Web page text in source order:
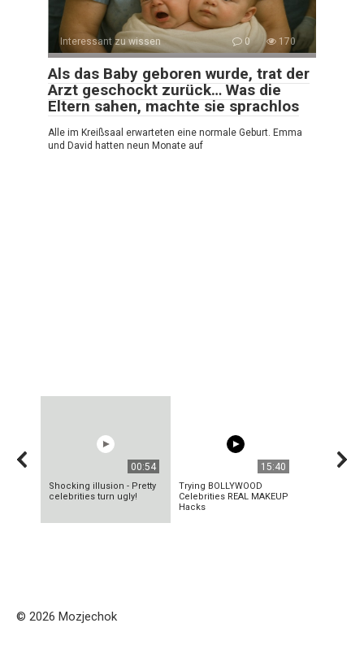
Interessant zu wissen 0 170
Als das Baby geboren wurde, trat der
Arzt geschockt zurück… Was die
Eltern sahen, machte sie sprachlos
Alle im Kreißsaal erwarteten eine normale Geburt. Emma
und David hatten neun Monate auf
00:54
Shocking illusion - Pretty
celebrities turn ugly!
15:40
Trying BOLLYWOOD
Celebrities REAL MAKEUP
Hacks
© 2026 Mozjechok